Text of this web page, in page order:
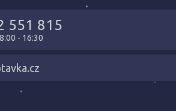
551 815
- 16:30